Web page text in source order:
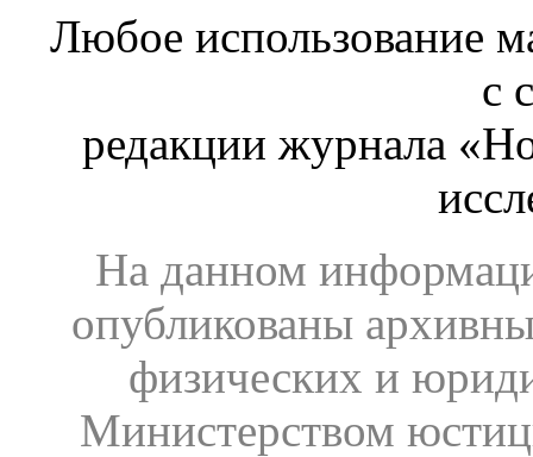
Любое использование
с
редакции журнала
На данном
опубликованы
физических и
Министерством